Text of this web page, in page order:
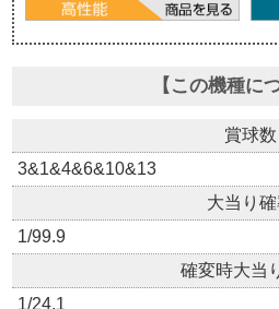
【この機種に
賞球数
3&1&4&6&10&13
大当り
1/99.9
確変時大当
1/24.1